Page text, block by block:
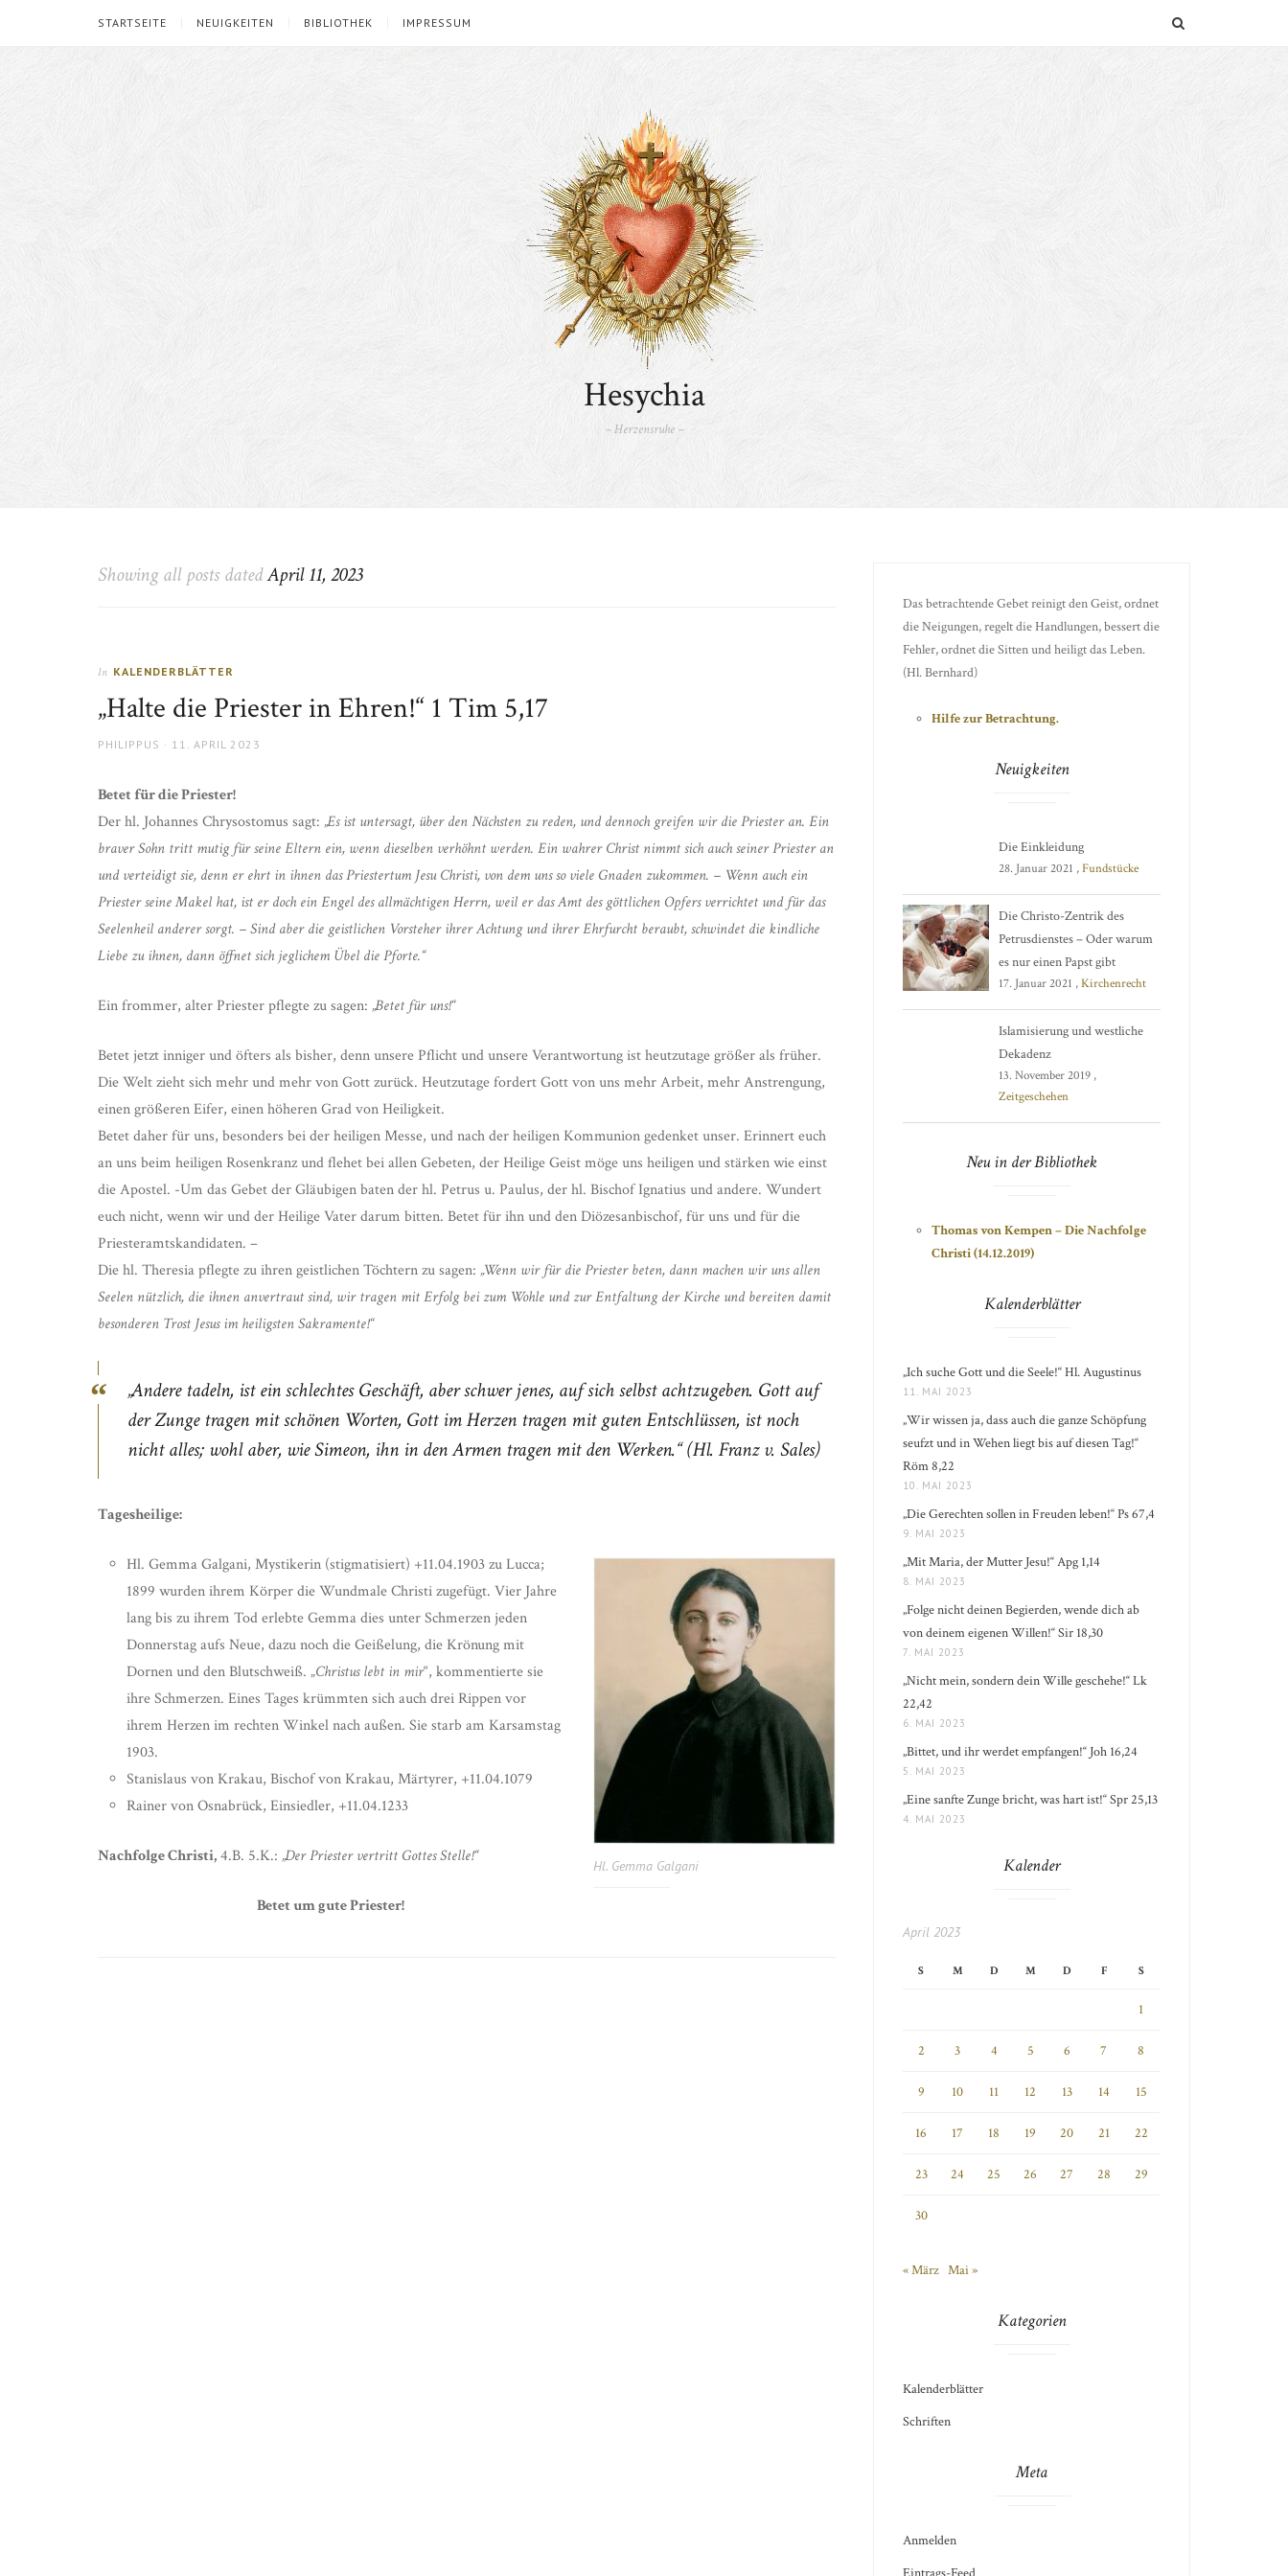
STARTSEITE NEUIGKEITEN BIBLIOTHEK IMPRESSUM
Hesychia
– Herzensruhe –
Showing all posts datedApril 11, 2023
In KALENDERBLÄTTER
„Halte die Priester in Ehren!“ 1 Tim 5,17
AUTHOR
PHILIPPUS
POSTED
11. APRIL 2023
Betet für die Priester!
Der hl. Johannes Chrysostomus sagt: „Es ist untersagt, über den Nächsten zu reden, und dennoch greifen wir die Priester an. Ein
braver Sohn tritt mutig für seine Eltern ein, wenn dieselben verhöhnt werden. Ein wahrer Christ nimmt sich auch seiner Priester an
und verteidigt sie, denn er ehrt in ihnen das Priestertum Jesu Christi, von dem uns so viele Gnaden zukommen. – Wenn auch ein
Priester seine Makel hat, ist er doch ein Engel des allmächtigen Herrn, weil er das Amt des göttlichen Opfers verrichtet und für das
Seelenheil anderer sorgt. – Sind aber die geistlichen Vorsteher ihrer Achtung und ihrer Ehrfurcht beraubt, schwindet die kindliche
Liebe zu ihnen, dann öffnet sich jeglichem Übel die Pforte.“
Ein frommer, alter Priester pflegte zu sagen: „Betet für uns!“
Betet jetzt inniger und öfters als bisher, denn unsere Pflicht und unsere Verantwortung ist heutzutage größer als früher.
Die Welt zieht sich mehr und mehr von Gott zurück. Heutzutage fordert Gott von uns mehr Arbeit, mehr Anstrengung,
einen größeren Eifer, einen höheren Grad von Heiligkeit.
Betet daher für uns, besonders bei der heiligen Messe, und nach der heiligen Kommunion gedenket unser. Erinnert euch
an uns beim heiligen Rosenkranz und flehet bei allen Gebeten, der Heilige Geist möge uns heiligen und stärken wie einst
die Apostel. -Um das Gebet der Gläubigen baten der hl. Petrus u. Paulus, der hl. Bischof Ignatius und andere. Wundert
euch nicht, wenn wir und der Heilige Vater darum bitten. Betet für ihn und den Diözesanbischof, für uns und für die
Priesteramtskandidaten. –
Die hl. Theresia pflegte zu ihren geistlichen Töchtern zu sagen: „Wenn wir für die Priester beten, dann machen wir uns allen
Seelen nützlich, die ihnen anvertraut sind, wir tragen mit Erfolg bei zum Wohle und zur Entfaltung der Kirche und bereiten damit
besonderen Trost Jesus im heiligsten Sakramente!“
„Andere tadeln, ist ein schlechtes Geschäft, aber schwer jenes, auf sich selbst achtzugeben. Gott auf
der Zunge tragen mit schönen Worten, Gott im Herzen tragen mit guten Entschlüssen, ist noch
nicht alles; wohl aber, wie Simeon, ihn in den Armen tragen mit den Werken.“(Hl. Franz v. Sales)
Tagesheilige:
Hl. Gemma Galgani
Hl. Gemma Galgani, Mystikerin (stigmatisiert) +11.04.1903 zu Lucca;
1899 wurden ihrem Körper die Wundmale Christi zugefügt. Vier Jahre
lang bis zu ihrem Tod erlebte Gemma dies unter Schmerzen jeden
Donnerstag aufs Neue, dazu noch die Geißelung, die Krönung mit
Dornen und den Blutschweiß. „Christus lebt in mir“, kommentierte sie
ihre Schmerzen. Eines Tages krümmten sich auch drei Rippen vor
ihrem Herzen im rechten Winkel nach außen. Sie starb am Karsamstag
1903.
Stanislaus von Krakau, Bischof von Krakau, Märtyrer, +11.04.1079
Rainer von Osnabrück, Einsiedler, +11.04.1233
Nachfolge Christi,4.B. 5.K.: „Der Priester vertritt Gottes Stelle!“
Betet um gute Priester!
Das betrachtende Gebet reinigt den Geist, ordnet
die Neigungen, regelt die Handlungen, bessert die
Fehler, ordnet die Sitten und heiligt das Leben.
(Hl. Bernhard)
Hilfe zur Betrachtung.
Neuigkeiten
Die Einkleidung
28. Januar 2021 ,Fundstücke
Die Christo-Zentrik des
Petrusdienstes – Oder warum
es nur einen Papst gibt
17. Januar 2021 ,Kirchenrecht
Islamisierung und westliche
Dekadenz
13. November 2019 ,
Zeitgeschehen
Neu in der Bibliothek
Thomas von Kempen – Die Nachfolge
Christi (14.12.2019)
Kalenderblätter
„Ich suche Gott und die Seele!“ Hl. Augustinus
11. MAI 2023
„Wir wissen ja, dass auch die ganze Schöpfung
seufzt und in Wehen liegt bis auf diesen Tag!“
Röm 8,22
10. MAI 2023
„Die Gerechten sollen in Freuden leben!“ Ps 67,4
9. MAI 2023
„Mit Maria, der Mutter Jesu!“ Apg 1,14
8. MAI 2023
„Folge nicht deinen Begierden, wende dich ab
von deinem eigenen Willen!“ Sir 18,30
7. MAI 2023
„Nicht mein, sondern dein Wille geschehe!“ Lk
22,42
6. MAI 2023
„Bittet, und ihr werdet empfangen!“ Joh 16,24
5. MAI 2023
„Eine sanfte Zunge bricht, was hart ist!“ Spr 25,13
4. MAI 2023
Kalender
April 2023
S M D M D F S
1
2 3 4 5 6 7 8
9 10 11 12 13 14 15
16 17 18 19 20 21 22
23 24 25 26 27 28 29
30
« März Mai »
Kategorien
Kalenderblätter
Schriften
Meta
Anmelden